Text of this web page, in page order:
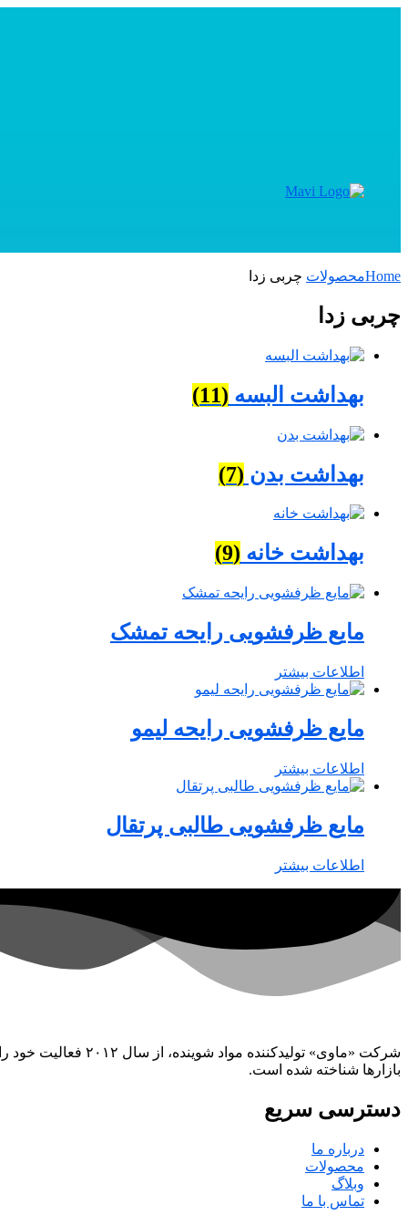
Homeمحصولات چربی زدا
چربی زدا
بهداشت البسه (11)
بهداشت بدن (7)
بهداشت خانه (9)
مایع ظرفشویی رایحه تمشک
اطلاعات بیشتر
مایع ظرفشویی رایحه لیمو
اطلاعات بیشتر
مایع ظرفشویی طالبی پرتقال
اطلاعات بیشتر
شرکت «ماوی»
بازارها شناخته شده است.
دسترسی سریع
درباره ما
محصولات
وبلاگ
تماس با ما